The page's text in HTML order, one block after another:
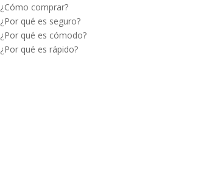
¿Cómo comprar?
¿Por qué es seguro?
¿Por qué es cómodo?
¿Por qué es rápido?